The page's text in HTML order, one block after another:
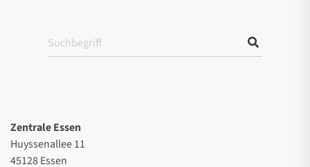
Zentrale Essen
Huyssenallee 11
45128 Essen